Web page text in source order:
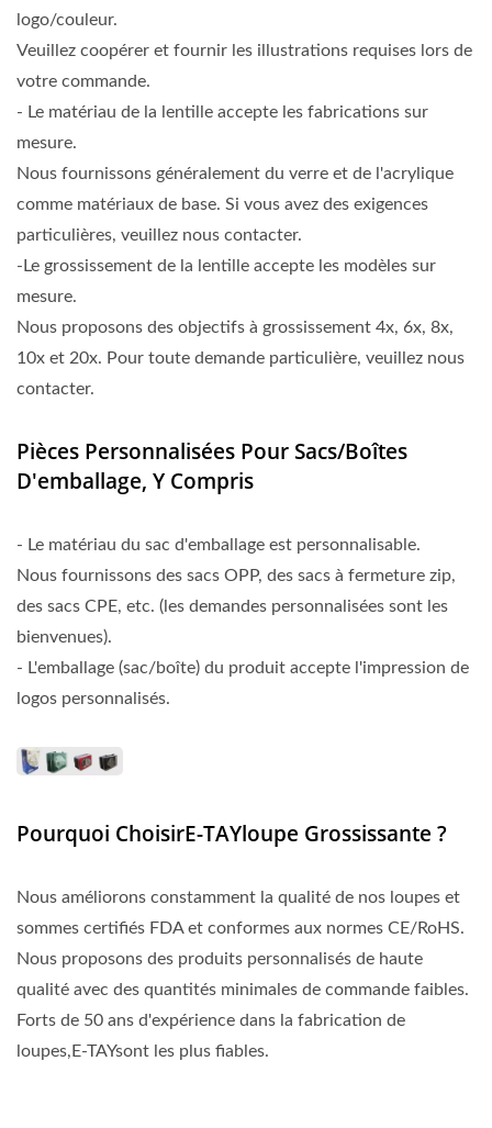
logo/couleur.
Veuillez coopérer et fournir les illustrations requises lors de
votre commande.
- Le matériau de la lentille accepte les fabrications sur
mesure.
Nous fournissons généralement du verre et de l'acrylique
comme matériaux de base. Si vous avez des exigences
particulières, veuillez nous contacter.
-Le grossissement de la lentille accepte les modèles sur
mesure.
Nous proposons des objectifs à grossissement 4x, 6x, 8x,
10x et 20x. Pour toute demande particulière, veuillez nous
contacter.
Pièces Personnalisées Pour Sacs/boîtes
D'emballage, Y Compris
- Le matériau du sac d'emballage est personnalisable.
Nous fournissons des sacs OPP, des sacs à fermeture zip,
des sacs CPE, etc. (les demandes personnalisées sont les
bienvenues).
- L'emballage (sac/boîte) du produit accepte l'impression de
logos personnalisés.
Pourquoi ChoisirE-TAYloupe Grossissante ?
Nous améliorons constamment la qualité de nos loupes et
sommes certifiés FDA et conformes aux normes CE/RoHS.
Nous proposons des produits personnalisés de haute
qualité avec des quantités minimales de commande faibles.
Forts de 50 ans d'expérience dans la fabrication de
loupes,E-TAYsont les plus fiables.